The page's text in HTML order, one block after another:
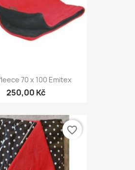
70 x 100 Emitex
250,00 Kč
favorite_border